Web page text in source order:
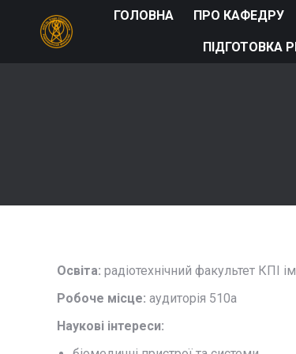
ГОЛОВНА ПРО КАФЕДРУ
ПІДГОТОВКА
Освіта: радіотехнічний факультет КПІ
Робоче місце: аудиторія 510а
Наукові інтереси: